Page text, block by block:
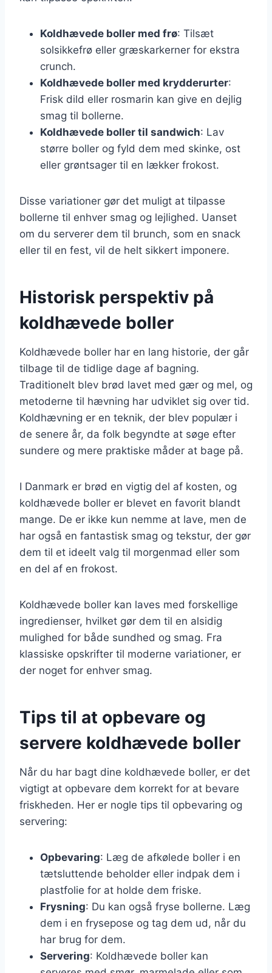
Koldhævede boller med frø: Tilsæt
solsikkefrø eller græskarkerner for ekstra
crunch.
Koldhævede boller med krydderurter:
Frisk dild eller rosmarin kan give en dejlig
smag til bollerne.
Koldhævede boller til sandwich: Lav
større boller og fyld dem med skinke, ost
eller grøntsager til en lækker frokost.
Disse variationer gør det muligt at tilpasse
bollerne til enhver smag og lejlighed. Uanset
om du serverer dem til brunch, som en snack
eller til en fest, vil de helt sikkert imponere.
Historisk perspektiv på
koldhævede boller
Koldhævede boller har en lang historie, der går
tilbage til de tidlige dage af bagning.
Traditionelt blev brød lavet med gær og mel, og
metoderne til hævning har udviklet sig over tid.
Koldhævning er en teknik, der blev populær i
de senere år, da folk begyndte at søge efter
sundere og mere praktiske måder at bage på.
I Danmark er brød en vigtig del af kosten, og
koldhævede boller er blevet en favorit blandt
mange. De er ikke kun nemme at lave, men de
har også en fantastisk smag og tekstur, der gør
dem til et ideelt valg til morgenmad eller som
en del af en frokost.
Koldhævede boller kan laves med forskellige
ingredienser, hvilket gør dem til en alsidig
mulighed for både sundhed og smag. Fra
klassiske opskrifter til moderne variationer, er
der noget for enhver smag.
Tips til at opbevare og
servere koldhævede boller
Når du har bagt dine koldhævede boller, er det
vigtigt at opbevare dem korrekt for at bevare
friskheden. Her er nogle tips til opbevaring og
servering:
Opbevaring: Læg de afkølede boller i en
tætsluttende beholder eller indpak dem i
plastfolie for at holde dem friske.
Frysning: Du kan også fryse bollerne. Læg
dem i en frysepose og tag dem ud, når du
har brug for dem.
Servering: Koldhævede boller kan